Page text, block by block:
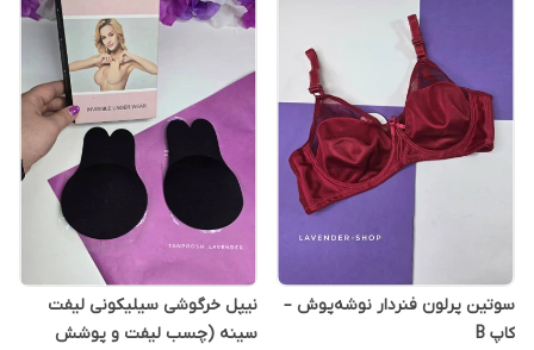
سوتین پرلون فنردار نوشه‌پوش –
کاپ B
نیپل خرگوشی سیلیکونی لیفت
سینه (چسب لیفت و پوشش